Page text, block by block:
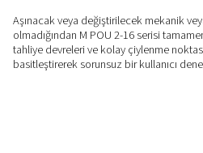
Güvenilir ve
kurutma